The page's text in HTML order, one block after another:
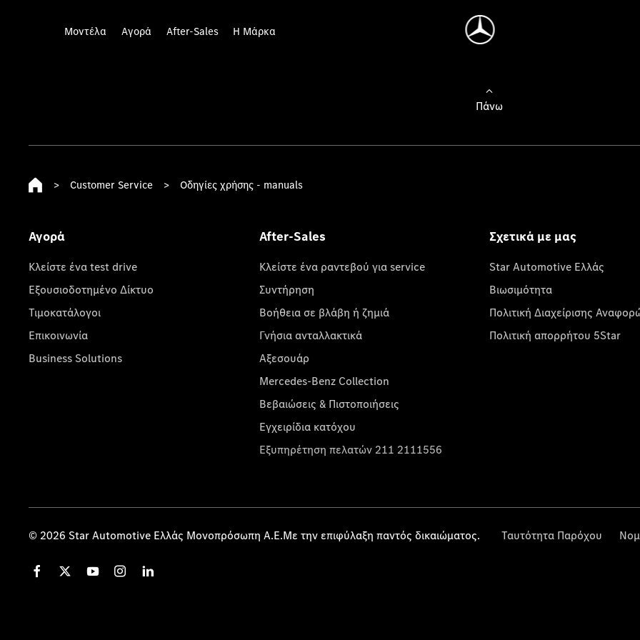
Μοντέλα Αγορά After-Sales Η Μάρκα
Πάνω
> Customer Service > Οδηγίες χρήσης - manuals
Αγορά
Κλείστε ένα test drive
Εξουσιοδοτημένο Δίκτυο
Τιμοκατάλογοι
Επικοινωνία
Business Solutions
After-Sales
Κλείστε ένα ραντεβού για service
Συντήρηση
Βοήθεια σε βλάβη ή ζημιά
Γνήσια ανταλλακτικά
Αξεσουάρ
Mercedes-Benz Collection
Βεβαιώσεις & Πιστοποιήσεις
Εγχειρίδια κατόχου
Εξυπηρέτηση πελατών 211 2111556
Σχετικά με μας
Star Automotive Ελλάς
Βιωσιμότητα
Πολιτική Διαχείρισης
Πολιτική απορρήτου 5Star
© 2026 Star Automotive Ελλάς Μονοπρόσωπη Α.Ε.Με την επιφύλαξη παντός δικαιώματος. Ταυτότητα Παρόχου